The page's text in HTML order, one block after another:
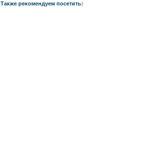
Также рекомендуем посетить: